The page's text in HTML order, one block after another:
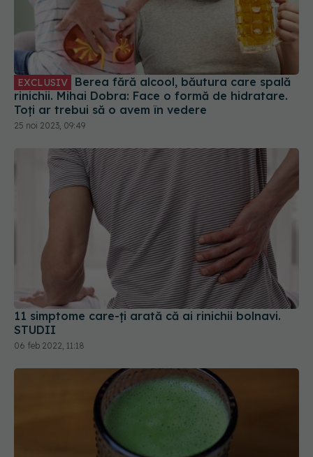
EXCLUSIV
rinichii. Mihai Dobra: Face o formă de hidratare.
Toți ar trebui să o avem în vedere
25 noi 2023, 09:49
11 simptome care-ți arată că ai rinichii bolnavi.
STUDII
06 feb 2022, 11:18